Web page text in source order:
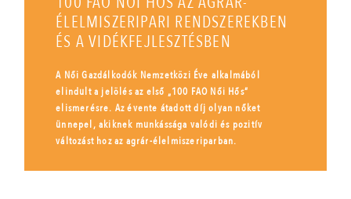
ÉLELMISZERIPARI RENDSZEREKBEN
ÉS A VIDÉKFEJLESZTÉSBEN
A Női Gazdálkodók Nemzetközi Éve alkalmából
elindult a jelölés az első „100 FAO Női Hős”
elismerésre. Az évente átadott díj olyan nőket
ünnepel, akiknek munkássága valódi és pozitív
változást hoz az agrár-élelmiszeriparban.